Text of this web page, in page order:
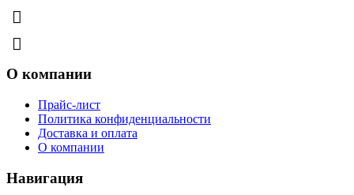
О компании
Прайс-лист
Политика конфиденциальности
Доставка и оплата
О компании
Навигация